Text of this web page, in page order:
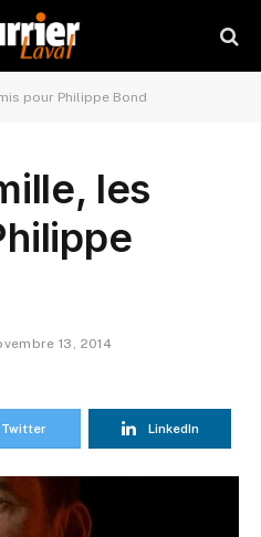
pour Philippe Bond
les
13, 2014
Twitter LinkedIn